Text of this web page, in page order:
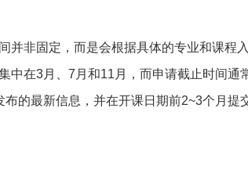
并非固定，而是会根据具体的专业和课程
中在3月、7月和11月，而申请截止时间通
的最新信息，并在开课日期前2~3个月提